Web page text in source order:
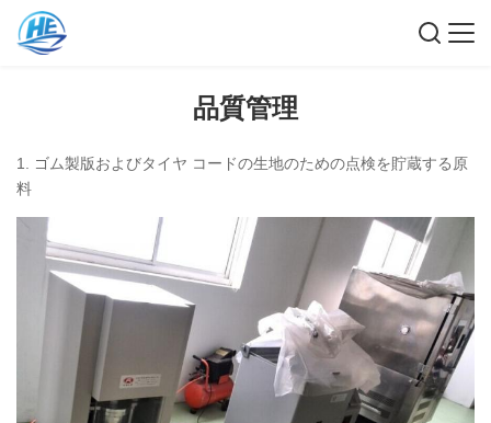
品質管理
1. ゴム製版およびタイヤ コードの生地のための点検を貯蔵する原
料